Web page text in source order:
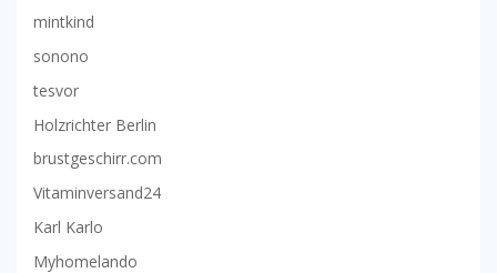
mintkind
sonono
tesvor
Holzrichter Berlin
brustgeschirr.com
Vitaminversand24
Karl Karlo
Myhomelando